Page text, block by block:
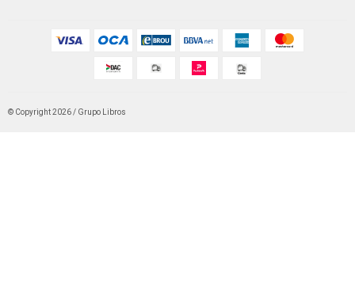
© Copyright 2026 / Grupo Libros